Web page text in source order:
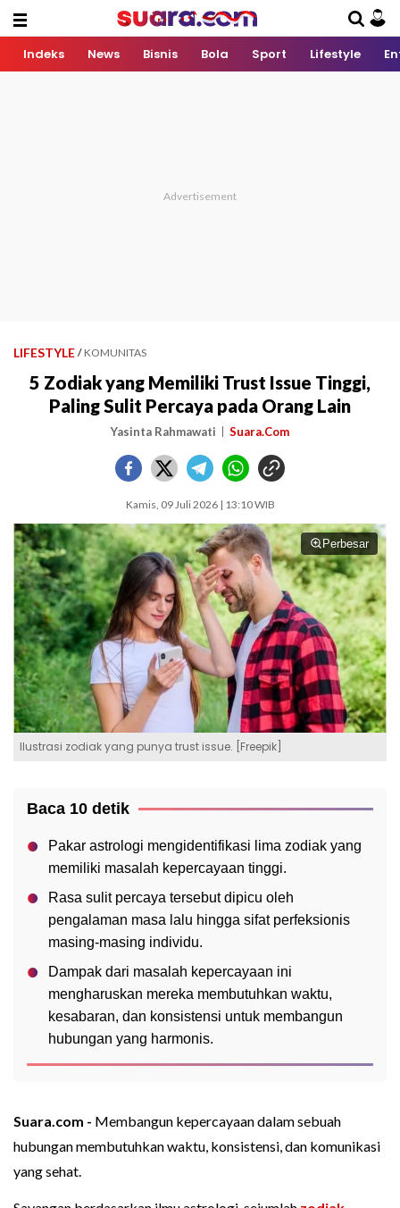
Indeks News Bisnis Bola Sport Lifestyle
LIFESTYLE / KOMUNITAS
5 Zodiak yang Memiliki Trust Issue Tinggi,
Paling Sulit Percaya pada Orang Lain
Yasinta Rahmawati Suara.Com
Kamis, 09 Juli 2026 | 13:10 WIB
Perbesar
Ilustrasi zodiak yang punya trust issue. [Freepik]
Baca 10 detik
Pakar astrologi mengidentifikasi lima zodiak yang
memiliki masalah kepercayaan tinggi.
Rasa sulit percaya tersebut dipicu oleh
pengalaman masa lalu hingga sifat perfeksionis
masing-masing individu.
Dampak dari masalah kepercayaan ini
mengharuskan mereka membutuhkan waktu,
kesabaran, dan konsistensi untuk membangun
hubungan yang harmonis.
Suara.com - Membangun kepercayaan dalam sebuah
hubungan membutuhkan waktu, konsistensi, dan komunikasi
yang sehat.